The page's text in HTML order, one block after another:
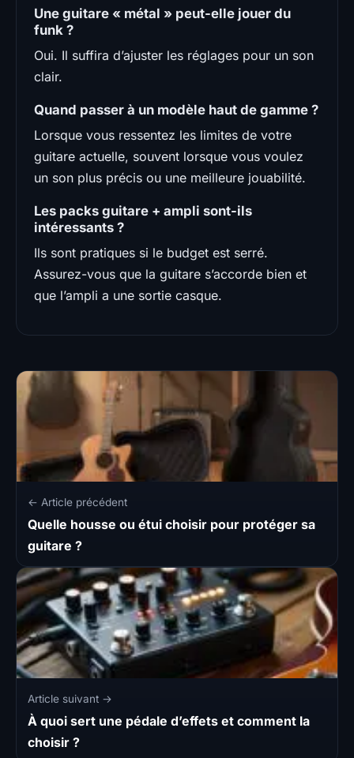
Une guitare « métal » peut-elle jouer du
funk ?
Oui. Il suffira d’ajuster les réglages pour un son
clair.
Quand passer à un modèle haut de gamme ?
Lorsque vous ressentez les limites de votre
guitare actuelle, souvent lorsque vous voulez
un son plus précis ou une meilleure jouabilité.
Les packs guitare + ampli sont-ils
intéressants ?
Ils sont pratiques si le budget est serré.
Assurez-vous que la guitare s’accorde bien et
que l’ampli a une sortie casque.
← Article précédent
Quelle housse ou étui choisir pour protéger sa
guitare ?
Article suivant →
À quoi sert une pédale d’effets et comment la
choisir ?